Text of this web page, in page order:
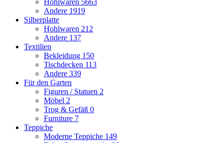
Andere 1919
Silberplatte
Hohlwaren 212
Andere 137
Textilien
Bekleidung 150
Tischdecken 113
Andere 339
Für den Garten
Figuren / Statuen 2
Möbel 2
Trog & Gefäß 0
Furniture 7
Teppiche
Moderne Teppiche 149